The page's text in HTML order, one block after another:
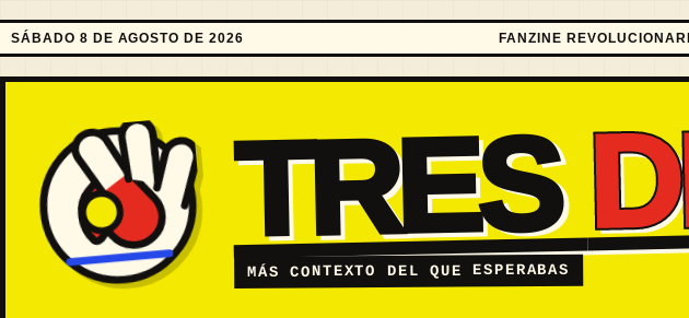
SÁBADO 8 DE AGOSTO DE 2026 FANZINE
TRES
MÁS CONTEXTO DEL QUE ESPERABAS